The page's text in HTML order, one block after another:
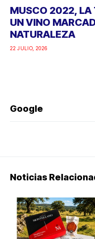
MUSCO 2022, LA
UN VINO
NATURALEZA
22 JULIO, 2026
Google
Noticias